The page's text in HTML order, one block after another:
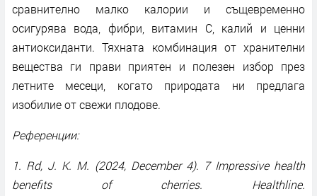
сравнително малко калории и същевременно
осигурява вода, фибри, витамин C, калий и ценни
антиоксиданти. Тяхната комбинация от хранителни
вещества ги прави приятен и полезен избор през
летните месеци, когато природата ни предлага
изобилие от свежи плодове.
Референции:
1. Rd, J. K. M. (2024, December 4). 7 Impressive health
benefits of cherries. Healthline.